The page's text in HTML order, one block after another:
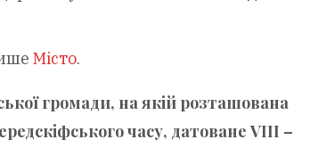
Місто.
громади, на якій розташована
часу, датоване VIII –